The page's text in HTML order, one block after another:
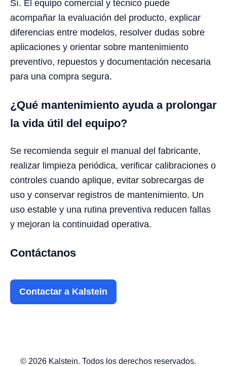
Sí. El equipo comercial y técnico puede
acompañar la evaluación del producto, explicar
diferencias entre modelos, resolver dudas sobre
aplicaciones y orientar sobre mantenimiento
preventivo, repuestos y documentación necesaria
para una compra segura.
¿Qué mantenimiento ayuda a prolongar
la vida útil del equipo?
Se recomienda seguir el manual del fabricante,
realizar limpieza periódica, verificar calibraciones o
controles cuando aplique, evitar sobrecargas de
uso y conservar registros de mantenimiento. Un
uso estable y una rutina preventiva reducen fallas
y mejoran la continuidad operativa.
Contáctanos
Contactar a Kalstein
© 2026 Kalstein. Todos los derechos reservados.